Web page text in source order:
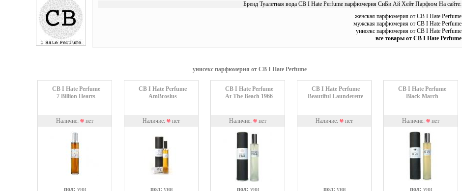
Бренд Туалетная вода CB I Hate Perfume парфюмерия СиБи Ай Хейт Парфюм На сайте:
женская парфюмерия от CB I Hate Perfume
мужская парфюмерия от CB I Hate Perfume
унисекс парфюмерия от CB I Hate Perfume
все товары от CB I Hate Perfume
унисекс парфюмерия от CB I Hate Perfume
CB I Hate Perfume
7 Billion Hearts
Наличие: нет
пол: уни
CB I Hate Perfume
AmBrosius
Наличие: нет
пол: уни
CB I Hate Perfume
At The Beach 1966
Наличие: нет
пол: уни
CB I Hate Perfume
Beautiful Launderette
Наличие: нет
пол: уни
CB I Hate Perfume
Black March
Наличие: нет
пол: уни